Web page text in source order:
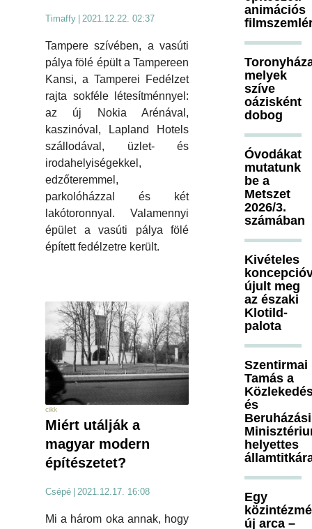
Timaffy 2021.12.22. 02:37
Tampere szívében, a vasúti
pálya fölé épült a Tampereen
Kansi, a Tamperei Fedélzet
rajta sokféle létesítménnyel:
az új Nokia Arénával,
kaszinóval, Lapland Hotels
szállodával, üzlet- és
irodahelyiségekkel,
edzőteremmel,
parkolóházzal és két
lakótoronnyal. Valamennyi
épület a vasúti pálya fölé
épített fedélzetre került.
cikk
Miért utálják a
magyar modern
építészetet?
Csépé 2021.12.17. 16:08
Mi a három oka annak, hogy
animációs
melyek
szíve
oázisként
dobog
Óvodákat
mutatunk
be a
Metszet
2026/3.
számában
Kivételes
újult meg
az északi
Klotild-
palota
Szentirmai
Tamás a
és
Beruházási
helyettes
Egy
új arca –